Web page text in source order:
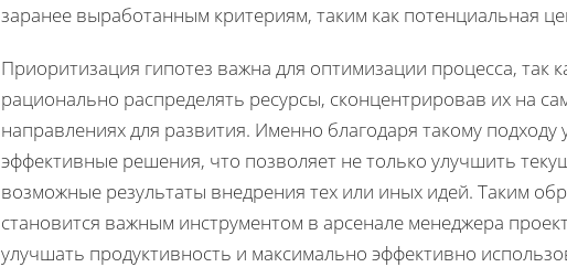
заранее выработанным критериям, таким как потенциальная
Приоритизация гипотез важна для оптимизации процесса, так
рационально распределять ресурсы, сконцентрировав их на
направлениях для развития. Именно благодаря такому подходу
эффективные решения, что позволяет не только улучшить
возможные результаты внедрения тех или иных идей. Таким
становится важным инструментом в арсенале менеджера
улучшать продуктивность и максимально эффективно